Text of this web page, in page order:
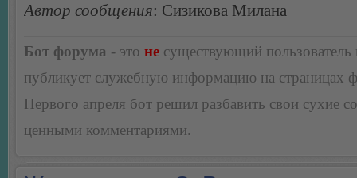
Автор сообщения: Сизикова Милана
Бот форума - это не существующий пользователь
публикует служебную информацию на страницах
Первого апреля бот решил разбавить свои сухие
ценными комментариями.